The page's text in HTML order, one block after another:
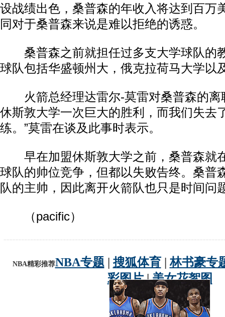
设战绩出色，桑普森的年收入将达到百万
同对于桑普森来说是难以拒绝的诱惑。
桑普森之前就担任过多支大学球队的
球队包括华盛顿州大，俄克拉荷马大学以
火箭总经理达雷尔-莫雷对桑普森的离
休斯敦大学一次巨大的胜利，而我们失去
练。”莫雷在谈及此事时表示。
早在加盟休斯敦大学之前，桑普森就
球队的帅位竞争，但都以失败告终。桑普
队的主帅，因此离开火箭队也只是时间问
（pacific）